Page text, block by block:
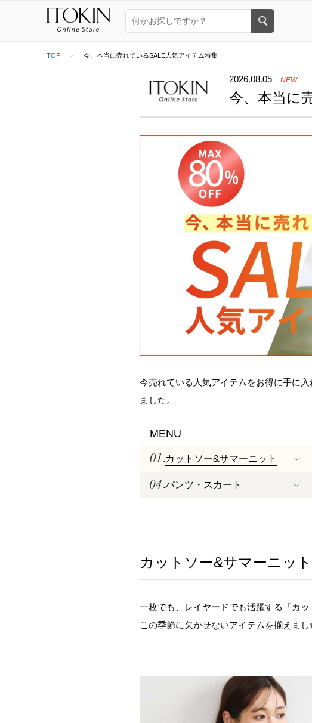
TOP 今、本当に売れているSALE人気アイテム特集
2026.08.05 NEW
今、本当に
今売れている人気アイテムをお得に手に
ました。
MENU
.カットソー&サマーニット
.パンツ・スカート
カットソー&サマーニット
一枚でも、レイヤードでも活躍する『カ
この季節に欠かせないアイテムを揃えまし